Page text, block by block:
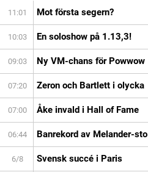
11:01 Mot första segern?
10:03 En soloshow på 1.13,3!
09:03 Ny VM-chans för Powwow
07:20 Zeron och Bartlett i olycka
07:00 Åke invald i Hall of Fame
06:44 Banrekord av Melander-sto
6/8 Svensk succé i Paris